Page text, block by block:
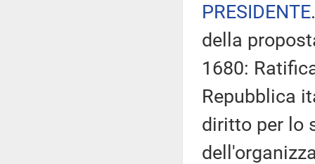
PRESIDENTE
della
1680:
Repubblica
diritto per lo